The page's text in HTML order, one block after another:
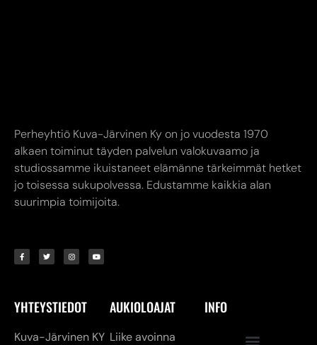
Kuva-Järvinen KY
Annankatu
myymälä. (02) 731
asiakaspalvelu@kuva-
Verkkokauppa
24/7